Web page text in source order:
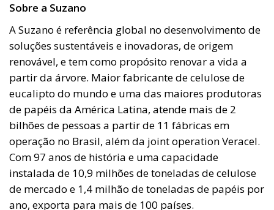
Sobre a Suzano
A Suzano é referência global no desenvolvimento de
soluções sustentáveis e inovadoras, de origem
renovável, e tem como propósito renovar a vida a
partir da árvore. Maior fabricante de celulose de
eucalipto do mundo e uma das maiores produtoras
de papéis da América Latina, atende mais de 2
bilhões de pessoas a partir de 11 fábricas em
operação no Brasil, além da joint operation Veracel.
Com 97 anos de história e uma capacidade
instalada de 10,9 milhões de toneladas de celulose
de mercado e 1,4 milhão de toneladas de papéis por
ano, exporta para mais de 100 países.